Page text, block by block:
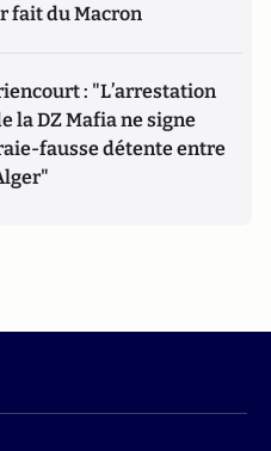
fait du Macron
: "L’arrestation
la DZ Mafia ne signe
fausse détente entre